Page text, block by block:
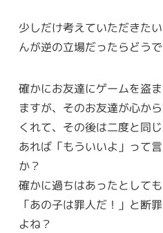
少しだけ考えていただきた
んが逆の立場だったらどう
確かにお友達にゲームを盗
ますが、そのお友達が心か
くれて、その後は二度と同
あれば「もういいよ」って
か？
確かに過ちはあったとして
「あの子は罪人だ！」と断
よね？